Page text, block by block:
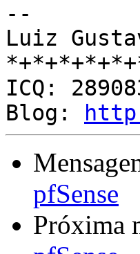
--
Luiz
ICQ:
Blog:
pfSense
Próxima